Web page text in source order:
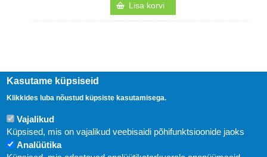
Lisa korvi
Kasutame küpsiseid
Klikkides luba nõustud küpsiste kasutamisega.
Vajalikud
Küpsised, mis on vajalikud veebisaidi põhifunktsioonide jaoks
Analüütika